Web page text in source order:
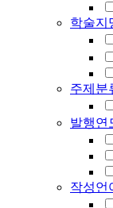
학술지
주제분
발행연
작성언